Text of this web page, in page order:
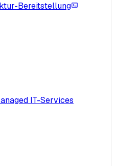
Bereitstellung
IT-Services